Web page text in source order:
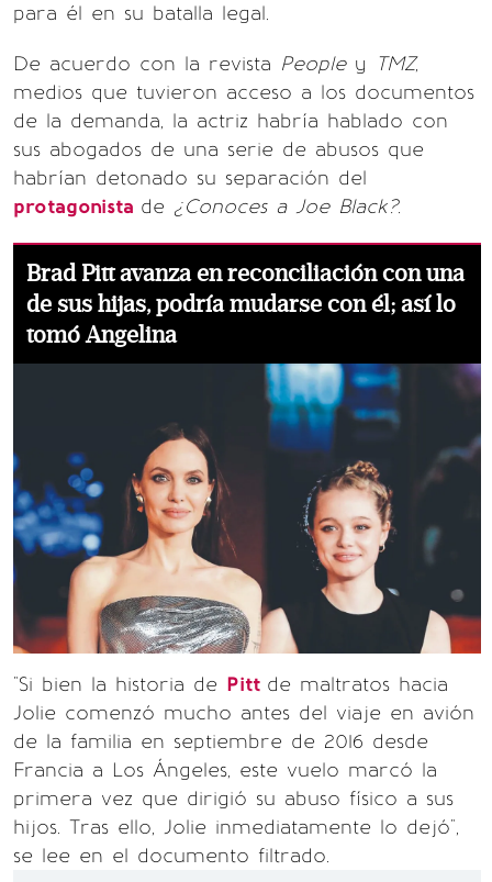
para él en su batalla legal.
De acuerdo con la revista People y TMZ,
medios que tuvieron acceso a los documentos
de la demanda, la actriz habría hablado con
sus abogados de una serie de abusos que
habrían detonado su separación del
protagonista de ¿Conoces a Joe Black?.
Brad Pitt avanza en reconciliación con una
de sus hijas, podría mudarse con él; así lo
tomó Angelina
"Si bien la historia de Pitt de maltratos hacia
Jolie comenzó mucho antes del viaje en avión
de la familia en septiembre de 2016 desde
Francia a Los Ángeles, este vuelo marcó la
primera vez que dirigió su abuso físico a sus
hijos. Tras ello, Jolie inmediatamente lo dejó",
se lee en el documento filtrado.